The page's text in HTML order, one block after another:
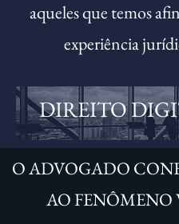
aqueles que temos
experiência
DIREITO
O ADVOGADO
AO FENÔMENO